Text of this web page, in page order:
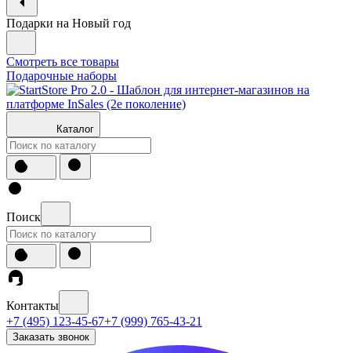
Подарки на Новый год
Смотреть все товары
Подарочные наборы
Каталог
Поиск
Контакты
+7 (495) 123-45-67+7 (999) 765-43-21
Заказать звонок